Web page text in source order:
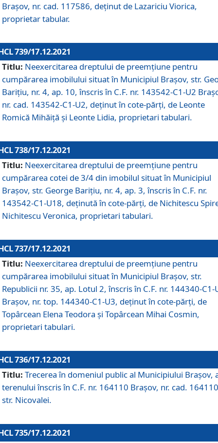
Brașov, nr. cad. 117586, deținut de Lazariciu Viorica,
proprietar tabular.
739/17.12.2021
Titlu: Neexercitarea dreptului de preemţiune pentru
cumpărarea imobilului situat în Municipiul Braşov, str.
Barițiu, nr. 4, ap. 10, înscris în C.F. nr. 143542-C1-U2
nr. cad. 143542-C1-U2, deținut în cote-părți, de Leonte
Romică Mihăiță și Leonte Lidia, proprietari tabulari.
738/17.12.2021
Titlu: Neexercitarea dreptului de preemţiune pentru
cumpărarea cotei de 3/4 din imobilul situat în Municipiul
Braşov, str. George Barițiu, nr. 4, ap. 3, înscris în C.F. nr.
143542-C1-U18, deținută în cote-părți, de Nichitescu
Nichitescu Veronica, proprietari tabulari.
737/17.12.2021
Titlu: Neexercitarea dreptului de preemţiune pentru
cumpărarea imobilului situat în Municipiul Braşov, str.
Republicii nr. 35, ap. Lotul 2, înscris în C.F. nr. 144340-C1-
Brașov, nr. top. 144340-C1-U3, deținut în cote-părți, de
Topârcean Elena Teodora și Topârcean Mihai Cosmin,
proprietari tabulari.
736/17.12.2021
Titlu: Trecerea în domeniul public al Municipiului Braşov,
terenului înscris în C.F. nr. 164110 Brașov, nr. cad.
str. Nicovalei.
735/17.12.2021